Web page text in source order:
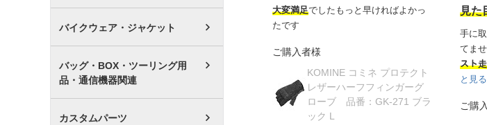
バイクウェア・ジャケット
バッグ・BOX・ツーリング用
品・通信機器関連
カスタムパーツ
大変満足でしたもっと早ければよかっ
たです
ご購入者様
KOMINE コミネ プロテクト
レザーハーフフィンガーグ
ローブ 品番：GK-271 ブラ
ック L
見た
手に
てま
スト
と見る
ご購